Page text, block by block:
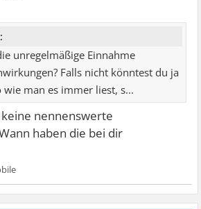
unregelmäßige Einnahme
Falls nicht könntest du ja
man es immer liest, s...
nennenswerte
haben die bei dir